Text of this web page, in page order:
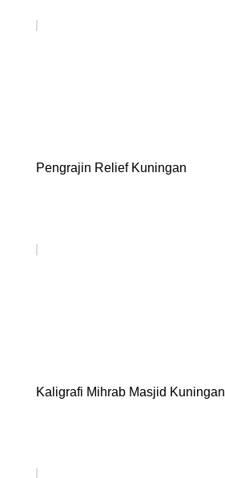
Pengrajin Relief Kuningan
Kaligrafi Mihrab Masjid Kuningan